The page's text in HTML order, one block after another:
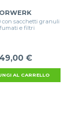
con sacchetti granuli
e filtri
€
AL CARRELLO